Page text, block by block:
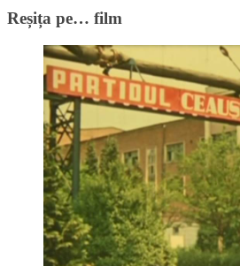
Reșița pe… film